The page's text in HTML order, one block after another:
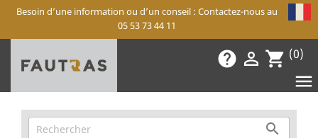
Besoin d’une information ou d’un conseil : Contactez-nous au
05 53 73 44 11
help  shopping_cart (0)

